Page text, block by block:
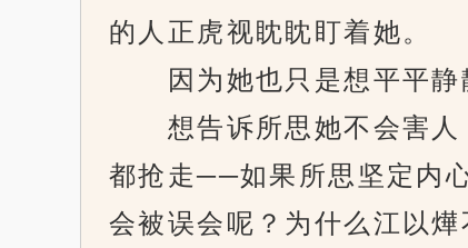
的人正虎视眈眈盯着她。
因为她也只是想平平静
想告诉所思她不会害人
都抢走──如果所思坚定内
会被误会呢？为什么江以燁